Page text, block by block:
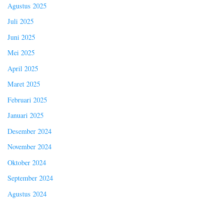
Agustus 2025
Juli 2025
Juni 2025
Mei 2025
April 2025
Maret 2025
Februari 2025
Januari 2025
Desember 2024
November 2024
Oktober 2024
September 2024
Agustus 2024